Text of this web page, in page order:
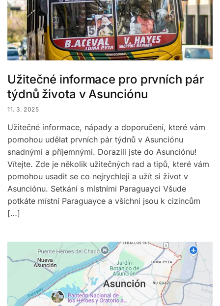
Užitečné informace pro prvních pár
týdnů života v Asunciónu
11. 3. 2025
Užitečné informace, nápady a doporučení, které vám
pomohou udělat prvních pár týdnů v Asunciónu
snadnými a příjemnými. Dorazili jste do Asunciónu!
Vítejte. Zde je několik užitečných rad a tipů, které vám
pomohou usadit se co nejrychleji a užít si život v
Asunciónu. Setkání s místními Paraguayci Všude
potkáte místní Paraguayce a všichni jsou k cizincům
[…]